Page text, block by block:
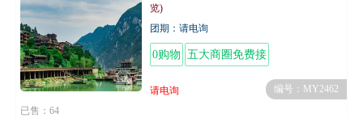
览)
团期：请电询
0购物 五大商圈免费接
请电询
编号：MY2462
已售：64